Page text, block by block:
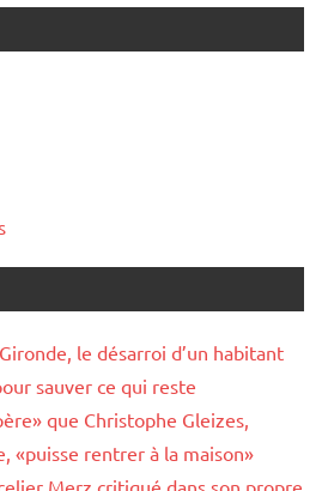
le désarroi d’un habitant
sauver ce qui reste
que Christophe Gleizes,
«puisse rentrer à la maison»
Merz critiqué dans son propre